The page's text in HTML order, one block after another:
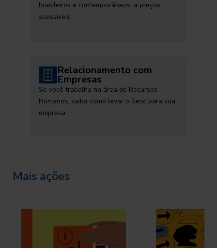
brasileiros e contemporâneos, a preços
acessíveis
Relacionamento com
Empresas
Se você trabalha na área de Recursos
Humanos, saiba como levar o Sesc para sua
empresa
Mais ações